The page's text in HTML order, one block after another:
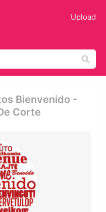
Upload
Bienvenido -
Corte